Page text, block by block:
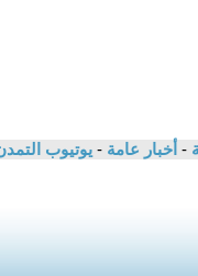
- أخبار عامة - يوتيوب